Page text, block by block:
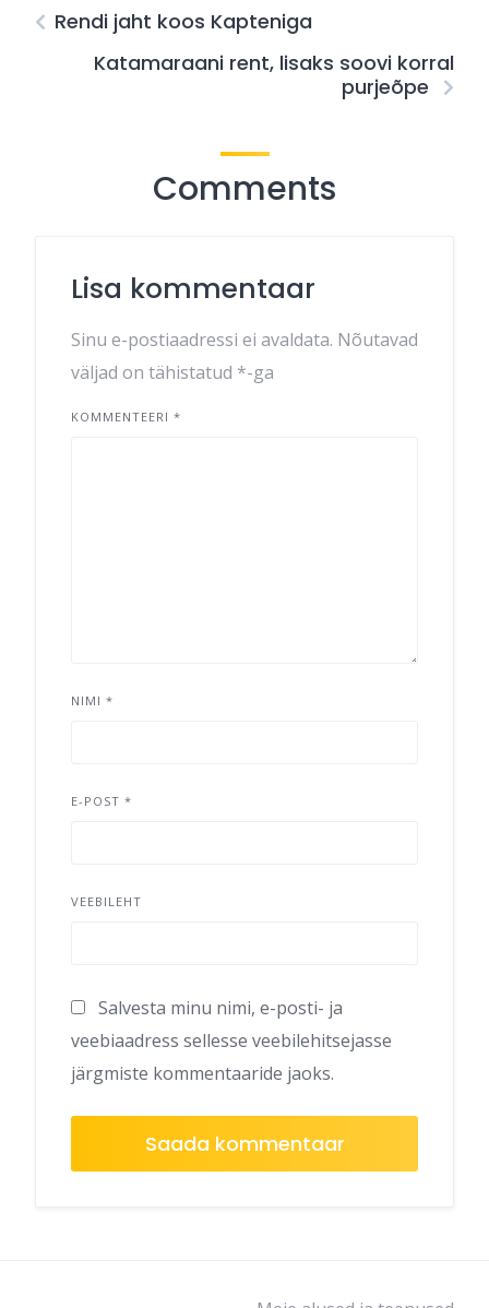
Rendi jaht koos Kapteniga
Katamaraani rent, lisaks soovi korral
purjeõpe
Comments
Lisa kommentaar
Sinu e-postiaadressi ei avaldata. Nõutavad
väljad on tähistatud *-ga
KOMMENTEERI *
NIMI *
E-POST *
VEEBILEHT
Salvesta minu nimi, e-posti- ja
veebiaadress sellesse veebilehitsejasse
järgmiste kommentaaride jaoks.